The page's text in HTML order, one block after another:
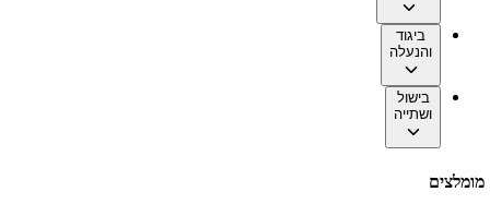
ביגוד
והנעלה
בישול
ושתייה
מומלצים